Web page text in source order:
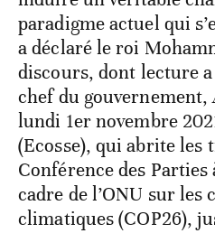
paradigme actuel qui
a déclaré le roi
discours, dont lecture
chef du
lundi 1er novembre
(Ecosse), qui abrite les
Conférence des
cadre de l’ONU sur les
climatiques (COP26),